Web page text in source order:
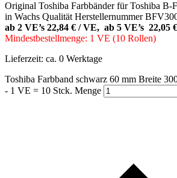
Original Toshiba Farbbänder für Toshiba B-
in Wachs Qualität Herstellernummer
ab 2 VE’s 22,84 € / VE, ab 5 VE’s 22,05
Mindestbestellmenge: 1 VE (10 Rollen)
Lieferzeit: ca. 0 Werktage
Toshiba Farbband schwarz 60 mm Breite
- 1 VE = 10 Stck. Menge